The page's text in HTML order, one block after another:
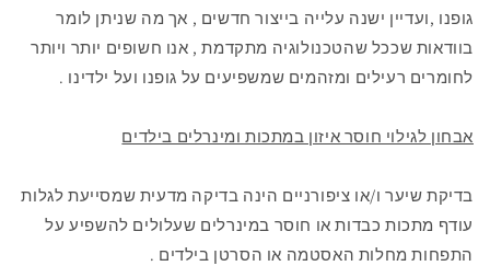
גופנו ,ועדיין ישנה עלייה בייצור חדשים , אך מה שניתן לומר
בוודאות שככל שהטכנולוגיה מתקדמת , אנו חשופים יותר ויותר
לחומרים רעילים ומזהמים שמשפיעים על גופנו ועל ילדינו .
אבחון לגילוי חוסר איזון במתכות ומינרלים בילדים
בדיקת שיער ו/או ציפורניים הינה בדיקה מדעית שמסייעת לגלות
עודף מתכות כבדות או חוסר במינרלים שעלולים להשפיע על
התפחות מחלות האסטמה או הסרטן בילדים .